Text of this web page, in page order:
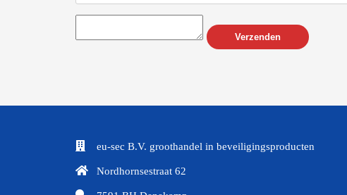
Verzenden
eu-sec B.V. groothandel in beveiligingsproducten
Nordhornsestraat 62